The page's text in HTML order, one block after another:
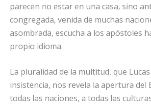
parecen no estar en una casa, sino
congregada, venida de muchas
asombrada, escucha a los apóstoles
propio idioma.
La pluralidad de la multitud, que
insistencia, nos revela la apertura del
todas las naciones, a todas las